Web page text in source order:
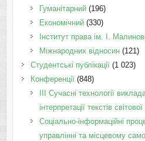
Гуманітарний(196)
Економічний(330)
Інститут права ім. І.
Міжнародних відносин(121)
Студентські публікації(1 023)
Конференції(848)
III Сучасні технології
інтерпретації текстів
Соціально-інформаційні
управлінні та місцевому